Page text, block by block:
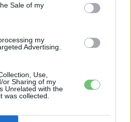
Sale of my
my
Advertising.
Use,
or Sharing of my
Unrelated with the
was collected.
TÖBB A SZERZŐTŐL
határt szabott: legfeljebb
a hiba az elektromos autók
kijelzőjén
átlépte a 100 ezres